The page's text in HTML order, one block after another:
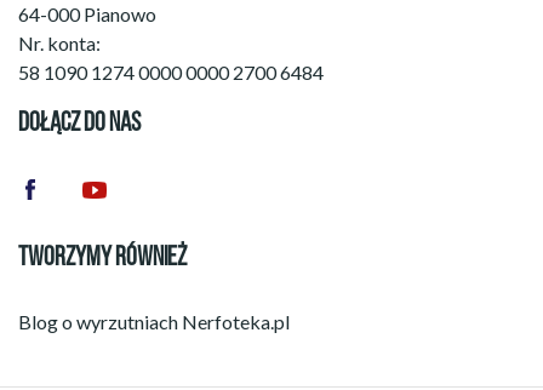
64-000 Pianowo
Nr. konta:
58 1090 1274 0000 0000 2700 6484
DOŁĄCZ DO NAS
TWORZYMY RÓWNIEŻ
Blog o wyrzutniach Nerfoteka.pl